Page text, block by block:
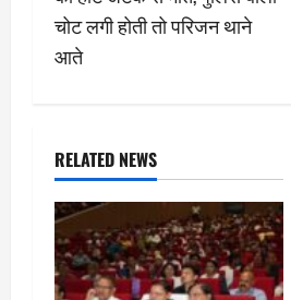
a
g
a
t
चोट लगी होती तो परिजन थाने
आते
RELATED NEWS